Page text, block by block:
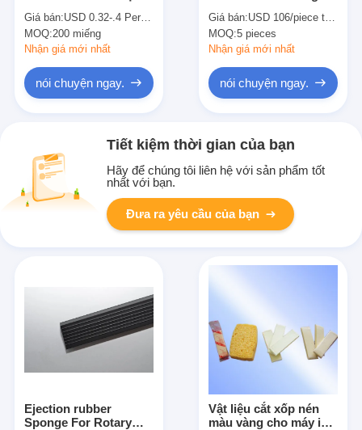
Pressboard gấp nếp
Matrix dính nhăn kênh
Đối diemaking
Giá bán:USD 0.32-.4 Per piece
MOQ:200 miếng
Nhận giá mới nhất
nói chuyện ngay.
Rotary diecutting steel
back or teeth buckle
type
Giá bán:USD 106/piece to USD 135/piece
MOQ:5 pieces
Nhận giá mới nhất
nói chuyện ngay.
Tiết kiệm thời gian của bạn
Hãy để chúng tôi liên hệ với sản phẩm tốt
nhất với bạn.
Đưa ra yêu cầu của bạn
Ejection rubber
Sponge For Rotary
Vật liệu cắt xốp nén
màu vàng cho máy in